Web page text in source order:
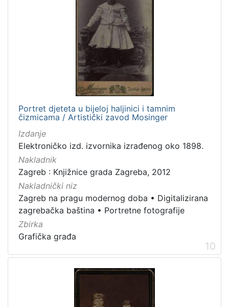
Portret djeteta u bijeloj haljinici i tamnim
čizmicama / Artistički zavod Mosinger
Izdanje
Elektroničko izd. izvornika izrađenog oko 1898.
Nakladnik
Zagreb : Knjižnice grada Zagreba, 2012
Nakladnički niz
Zagreb na pragu modernog doba • Digitalizirana
zagrebačka baština • Portretne fotografije
Zbirka
Grafička građa
10